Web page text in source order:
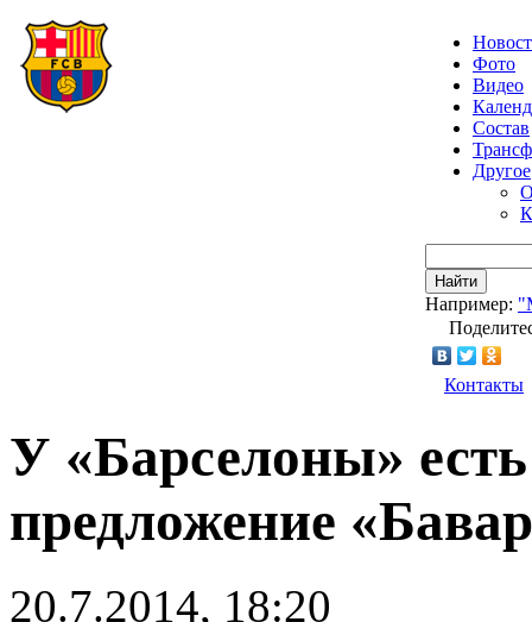
Фото
Видео
Состав
Другое
Найти
Например:
Контакты
У «Барселоны»
предложение
20.7.2014, 18:20